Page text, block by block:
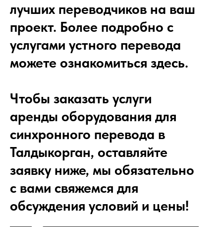
лучших переводчиков на ваш
проект. Более подробно с
услугами устного перевода
можете ознакомиться здесь.
Чтобы заказать услуги
аренды оборудования для
синхронного перевода в
Талдыкорган, оставляйте
заявку ниже, мы обязательно
с вами свяжемся для
обсуждения условий и цены!